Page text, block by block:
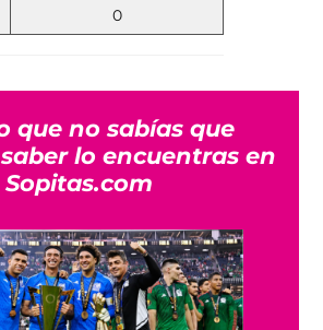
0
que no sabías que
lo encuentras en
Sopitas.com